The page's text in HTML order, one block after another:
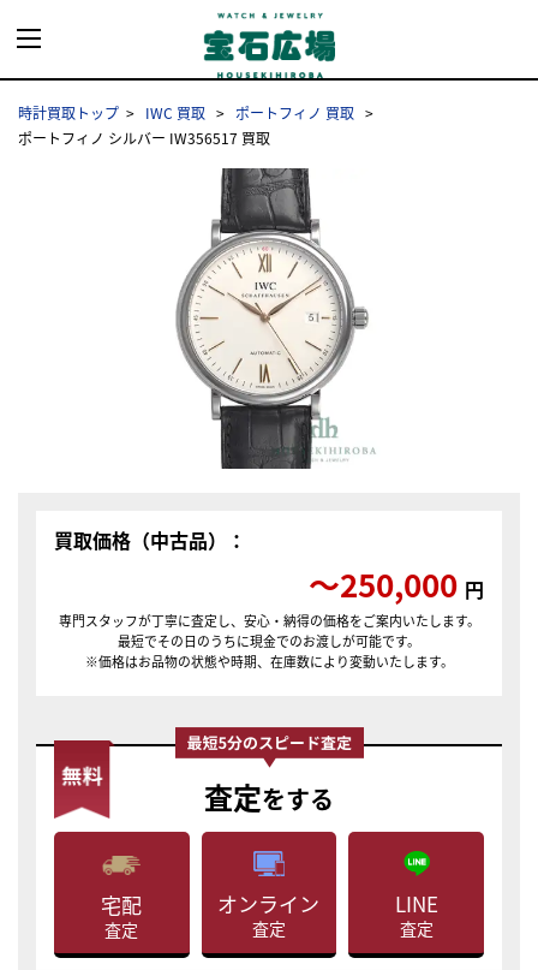
時計買取トップ IWC 買取
ポートフィノ 買取
ポートフィノ シルバー IW356517 買取
買取価格（中古品）：
〜250,000 円
専門スタッフが丁寧に査定し、安心・納得の価格をご案内いたします。
最短でその日のうちに現金でのお渡しが可能です。
※価格はお品物の状態や時期、在庫数により変動いたします。
査定をする
宅配
査定
オンライン
査定
LINE
査定